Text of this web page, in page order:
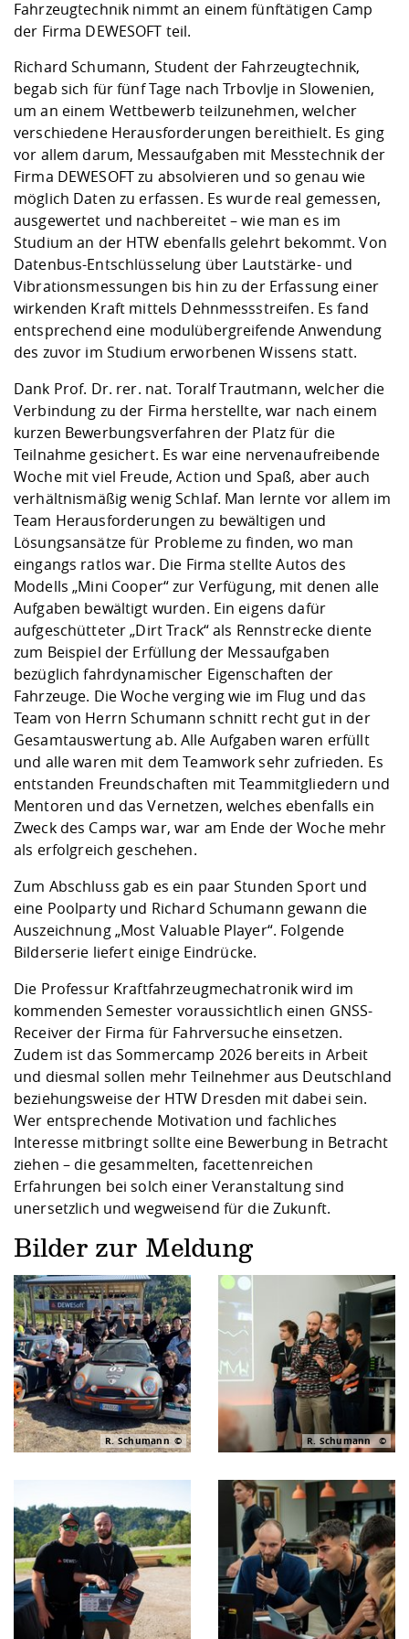
Checkliste zum
und Physik
Digitales Lernen
Fremdsprachen
Jobs, Praktika,
Lebenslagen
Studentenwerk
Angebote der
Arbeit
Career Service
Lehren,
Weiterbilden im
Formulare und
Internationale
Gründung und
Kooperationen
Klimaschutz &
Förderverein
Informatik/
Landbau/
Maschinenbau
Angebote für Unternehmen
Kontakt und Anfahrt
Qualitätssicherung
Fahrzeugtechnik nimmt an einem fünftätigen Camp
der Firma DEWESOFT teil.
Richard Schumann, Student der Fahrzeugtechnik,
begab sich für fünf Tage nach Trbovlje in Slowenien,
um an einem Wettbewerb teilzunehmen, welcher
verschiedene Herausforderungen bereithielt. Es ging
vor allem darum, Messaufgaben mit Messtechnik der
Firma DEWESOFT zu absolvieren und so genau wie
möglich Daten zu erfassen. Es wurde real gemessen,
ausgewertet und nachbereitet – wie man es im
Studium an der HTW ebenfalls gelehrt bekommt. Von
Datenbus-Entschlüsselung über Lautstärke- und
Vibrationsmessungen bis hin zu der Erfassung einer
wirkenden Kraft mittels Dehnmessstreifen. Es fand
entsprechend eine modulübergreifende Anwendung
des zuvor im Studium erworbenen Wissens statt.
Dank Prof. Dr. rer. nat. Toralf Trautmann, welcher die
Verbindung zu der Firma herstellte, war nach einem
kurzen Bewerbungsverfahren der Platz für die
Teilnahme gesichert. Es war eine nervenaufreibende
Woche mit viel Freude, Action und Spaß, aber auch
verhältnismäßig wenig Schlaf. Man lernte vor allem im
Team Herausforderungen zu bewältigen und
Lösungsansätze für Probleme zu finden, wo man
eingangs ratlos war. Die Firma stellte Autos des
Modells „Mini Cooper“ zur Verfügung, mit denen alle
Aufgaben bewältigt wurden. Ein eigens dafür
aufgeschütteter „Dirt Track“ als Rennstrecke diente
zum Beispiel der Erfüllung der Messaufgaben
bezüglich fahrdynamischer Eigenschaften der
Fahrzeuge. Die Woche verging wie im Flug und das
Team von Herrn Schumann schnitt recht gut in der
Gesamtauswertung ab. Alle Aufgaben waren erfüllt
und alle waren mit dem Teamwork sehr zufrieden. Es
entstanden Freundschaften mit Teammitgliedern und
Mentoren und das Vernetzen, welches ebenfalls ein
Zweck des Camps war, war am Ende der Woche mehr
als erfolgreich geschehen.
Zum Abschluss gab es ein paar Stunden Sport und
eine Poolparty und Richard Schumann gewann die
Auszeichnung „Most Valuable Player“. Folgende
Bilderserie liefert einige Eindrücke.
Die Professur Kraftfahrzeugmechatronik wird im
kommenden Semester voraussichtlich einen GNSS-
Receiver der Firma für Fahrversuche einsetzen.
Zudem ist das Sommercamp 2026 bereits in Arbeit
und diesmal sollen mehr Teilnehmer aus Deutschland
beziehungsweise der HTW Dresden mit dabei sein.
Wer entsprechende Motivation und fachliches
Interesse mitbringt sollte eine Bewerbung in Betracht
ziehen – die gesammelten, facettenreichen
Erfahrungen bei solch einer Veranstaltung sind
unersetzlich und wegweisend für die Zukunft.
Bilder zur Meldung
R. Schumann R. Schumann